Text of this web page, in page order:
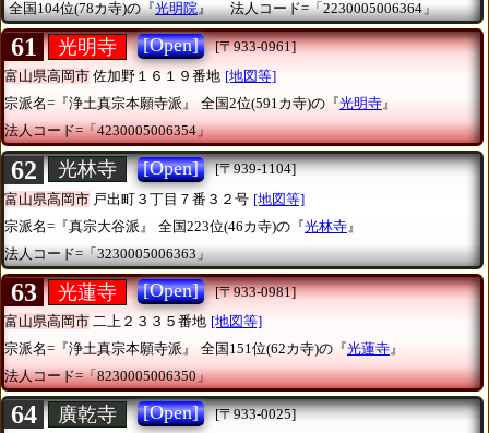
全国104位(78カ寺)の『光明院』 法人コード=「2230005006364」
61 光明寺 [Open]
[〒933-0961]
富山県高岡市 佐加野１６１９番地 [地図等]
宗派名=『浄土真宗本願寺派』
全国2位(591カ寺)の『光明寺』
法人コード=「4230005006354」
62 光林寺 [Open]
[〒939-1104]
富山県高岡市 戸出町３丁目７番３２号 [地図等]
宗派名=『真宗大谷派』
全国223位(46カ寺)の『光林寺 』
法人コード=「3230005006363」
63 光蓮寺 [Open]
[〒933-0981]
富山県高岡市 二上２３３５番地 [地図等]
宗派名=『浄土真宗本願寺派』
全国151位(62カ寺)の『光蓮寺』
法人コード=「8230005006350」
64 廣乾寺 [Open]
[〒933-0025]